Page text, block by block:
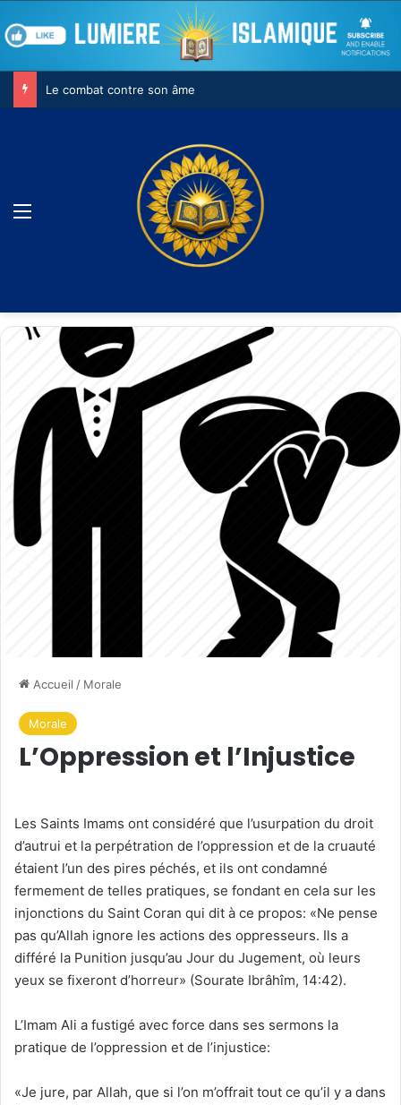
Le combat contre son âme
Accueil / Morale
Morale
L’Oppression et l’Injustice
Les Saints Imams ont considéré que l’usurpation du droit
d’autrui et la perpétration de l’oppression et de la cruauté
étaient l’un des pires péchés, et ils ont condamné
fermement de telles pratiques, se fondant en cela sur les
injonctions du Saint Coran qui dit à ce propos: «Ne pense
pas qu’Allah ignore les actions des oppresseurs. Ils a
différé la Punition jusqu’au Jour du Jugement, où leurs
yeux se fixeront d’horreur» (Sourate Ibrâhîm, 14:42).
L’Imam Ali a fustigé avec force dans ses sermons la
pratique de l’oppression et de l’injustice:
«Je jure, par Allah, que si l’on m’offrait tout ce qu’il y a dans